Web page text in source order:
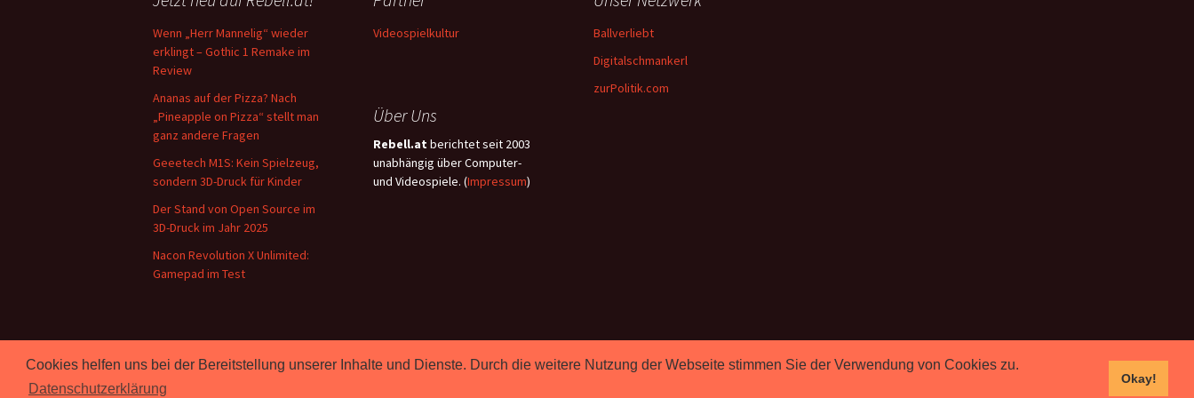
Cookies helfen uns bei der Bereitstellung unserer Inhalte und Dienste. Durch die weitere Nutzung der Webseite stimmen Sie der Verwendung von Cookies zu.
Datenschutzerklärung
Okay!
Wenn „Herr Mannelig“ wieder
erklingt – Gothic 1 Remake im
Review
Ananas auf der Pizza? Nach
„Pineapple on Pizza“ stellt man
ganz andere Fragen
Geeetech M1S: Kein Spielzeug,
sondern 3D-Druck für Kinder
Der Stand von Open Source im
3D-Druck im Jahr 2025
Nacon Revolution X Unlimited:
Gamepad im Test
Videospielkultur
Ballverliebt
Digitalschmankerl
zurPolitik.com
Über Uns
Rebell.at berichtet seit 2003
unabhängig über Computer-
und Videospiele. (Impressum)
Proudly powered by WordPress